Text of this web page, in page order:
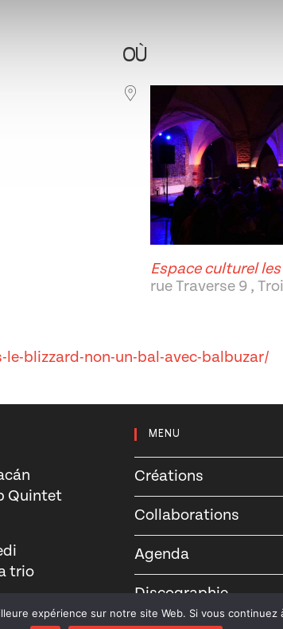
Office 365
OÙ
Espace culturel
rue Traverse 9 ,
blizzard-non-un-bal-avec-balbuzar/
Quintet
trio
MENU
Créations
Collaborations
Agenda
Discographie
expérience sur notre site Web. Si vous